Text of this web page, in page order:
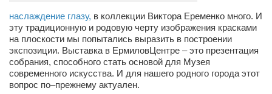
Журналисты
Александр Гвоздик
Александр Кугук
Музыканты
наслаждение глазу, в коллекции Виктора Еременко много. И
эту традиционную и родовую черту изображения красками
на плоскости мы попытались выразить в построении
экспозиции. Выставка в ЕрмиловЦентре – это презентация
собрания, способного стать основой для Музея
современного искусства. И для нашего родного города этот
вопрос по–прежнему актуален.